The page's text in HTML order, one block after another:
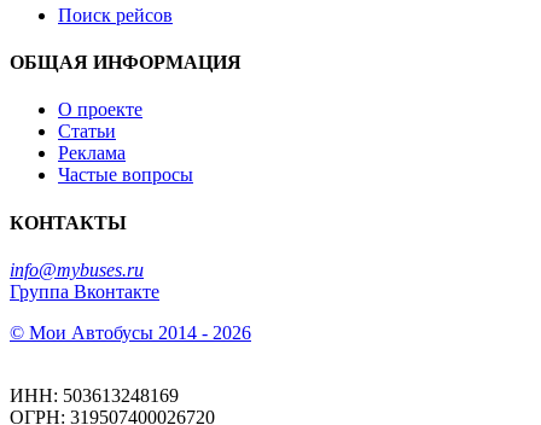
Поиск рейсов
ОБЩАЯ ИНФОРМАЦИЯ
О проекте
Статьи
Реклама
Частые вопросы
КОНТАКТЫ
info@mybuses.ru
Группа Вконтакте
© Мои Автобусы 2014 - 2026
ИНН: 503613248169
ОГРН: 319507400026720